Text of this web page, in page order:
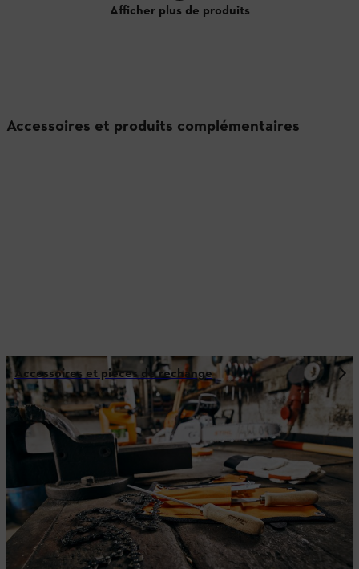
Afficher plus de produits
Accessoires et produits complémentaires
Accessoires et pièces de rechange